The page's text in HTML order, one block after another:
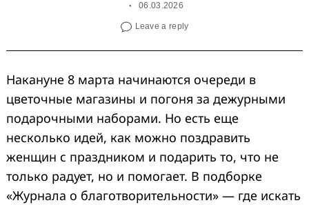
06.03.2026
Leave a reply
Накануне 8 марта начинаются очереди в
цветочные магазины и погоня за дежурными
подарочными наборами. Но есть еще
несколько идей, как можно поздравить
женщин с праздником и подарить то, что не
только радует, но и помогает. В подборке
«Журнала о благотворительности» — где искать